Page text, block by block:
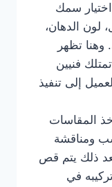
سمك
لون الدهان،
تظهر
تمتلك فنيين
إلى تنفيذ
المقاسات
ومناقشة
ذلك يتم قص
في